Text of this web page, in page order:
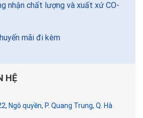
nhận chất lượng và xuất xứ CO-
mãi đi kèm
HỆ
Ngô quyền, P. Quang Trung, Q. Hà